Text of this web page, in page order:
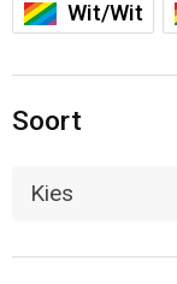
Wit/Wit
Soort